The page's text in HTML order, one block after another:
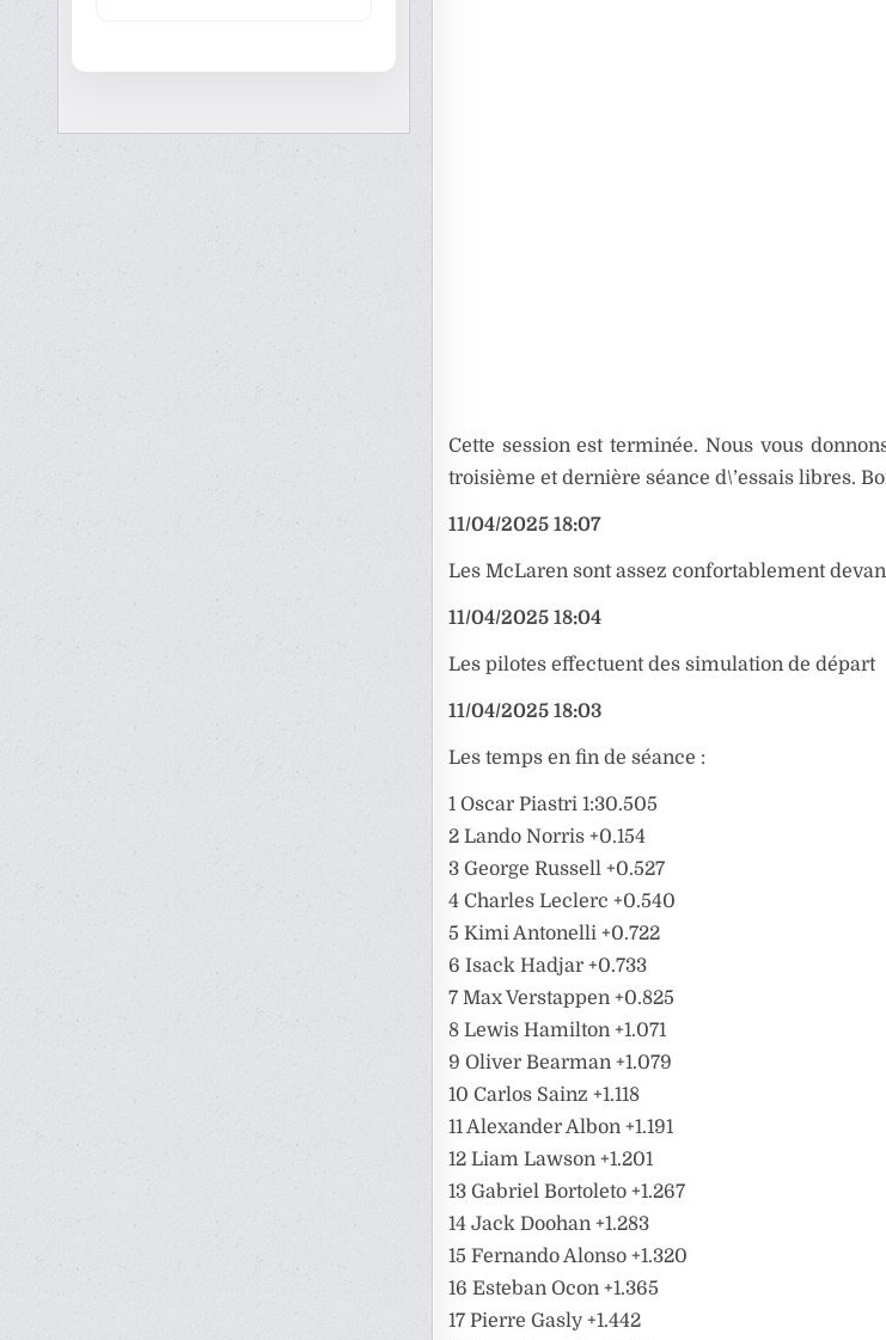
Cette session est terminée. Nous vous
troisième et dernière séance d\’essais libres.
11/04/2025 18:07
Les McLaren sont assez confortablement
11/04/2025 18:04
Les pilotes effectuent des simulation de départ
11/04/2025 18:03
Les temps en fin de séance :
1 Oscar Piastri 1:30.505
2 Lando Norris +0.154
3 George Russell +0.527
4 Charles Leclerc +0.540
5 Kimi Antonelli +0.722
6 Isack Hadjar +0.733
7 Max Verstappen +0.825
8 Lewis Hamilton +1.071
9 Oliver Bearman +1.079
10 Carlos Sainz +1.118
11 Alexander Albon +1.191
12 Liam Lawson +1.201
13 Gabriel Bortoleto +1.267
14 Jack Doohan +1.283
15 Fernando Alonso +1.320
16 Esteban Ocon +1.365
17 Pierre Gasly +1.442